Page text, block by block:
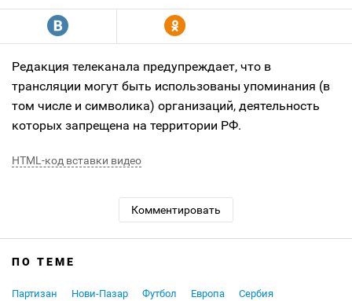
R Y
Редакция телеканала предупреждает, что в
трансляции могут быть использованы упоминания (в
том числе и символика) организаций, деятельность
которых запрещена на территории РФ.
HTML-код вставки видео
Комментировать
ПО ТЕМЕ
Партизан Нови-Пазар Футбол Европа Сербия